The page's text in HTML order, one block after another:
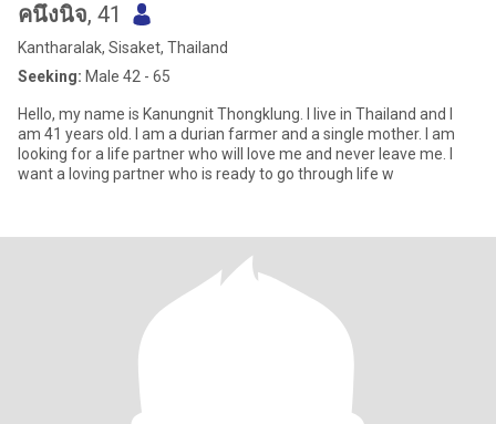
คนึงนิจ, 41
Kantharalak, Sisaket, Thailand
Seeking: Male 42 - 65
Hello, my name is Kanungnit Thongklung. I live in Thailand and I
am 41 years old. I am a durian farmer and a single mother. I am
looking for a life partner who will love me and never leave me. I
want a loving partner who is ready to go through life w